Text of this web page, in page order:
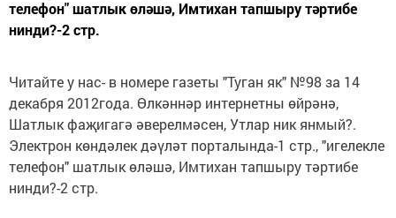
телефон" шатлык өләшә, Имтихан тапшыру тәртибе
нинди?-2 стр.
Читайте у нас- в номере газеты "Туган як" №98 за 14
декабря 2012года. Өлкәннәр интернетны өйрәнә,
Шатлык фаҗигагә әверелмәсен, Утлар ник янмый?.
Электрон көндәлек дәүләт порталында-1 стр., "игелекле
телефон" шатлык өләшә, Имтихан тапшыру тәртибе
нинди?-2 стр.